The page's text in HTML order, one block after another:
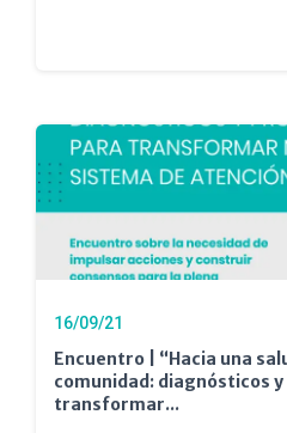
16/09/21
Encuentro | “Hacia una
comunidad: diagnósticos
transformar...